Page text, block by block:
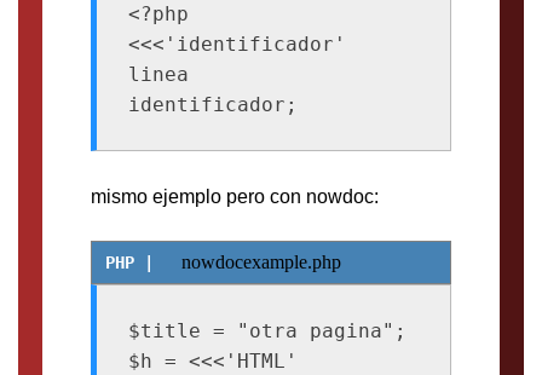
<?php
<<<'identificador'
linea
identificador;
mismo ejemplo pero con nowdoc:
nowdocexample.php
$title = "otra pagina";
$h = <<<'HTML'